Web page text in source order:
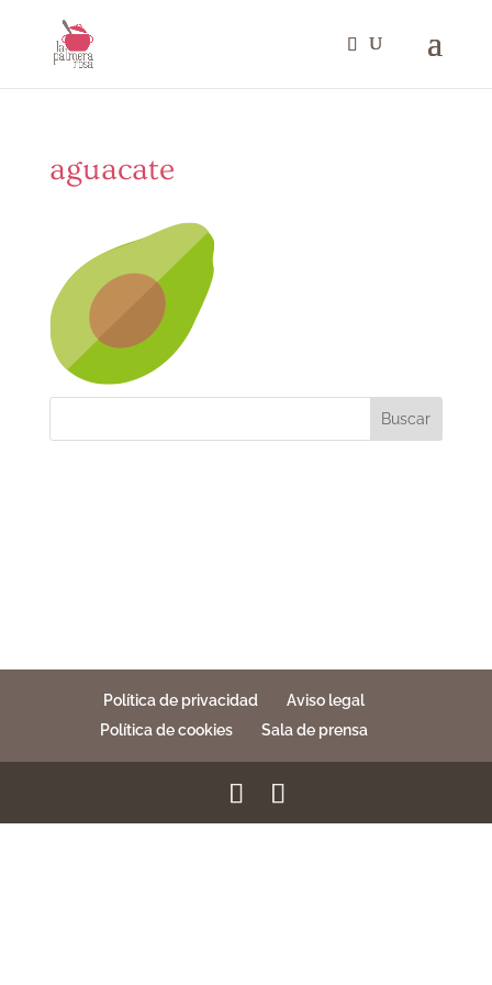
aguacate
Buscar
Política de privacidad
Aviso legal
Política de cookies
Sala de prensa